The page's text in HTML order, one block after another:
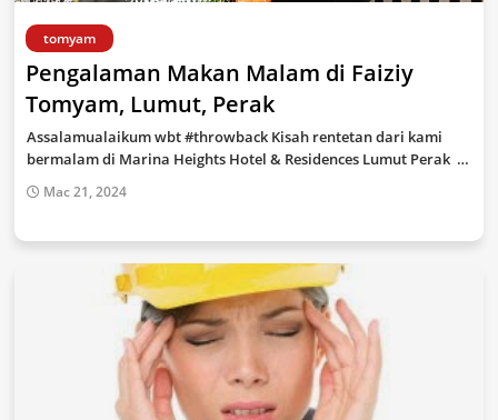
tomyam
Pengalaman Makan Malam di Faiziy
Tomyam, Lumut, Perak
Assalamualaikum wbt #throwback Kisah rentetan dari kami
bermalam di Marina Heights Hotel & Residences Lumut Perak …
Mac 21, 2024